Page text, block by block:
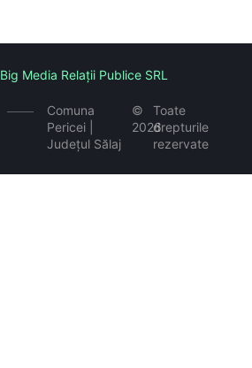
Comuna
Pericei |
Județul Sălaj
©
2026
Toate
drepturile
rezervate
Big Media Relații Publice SRL